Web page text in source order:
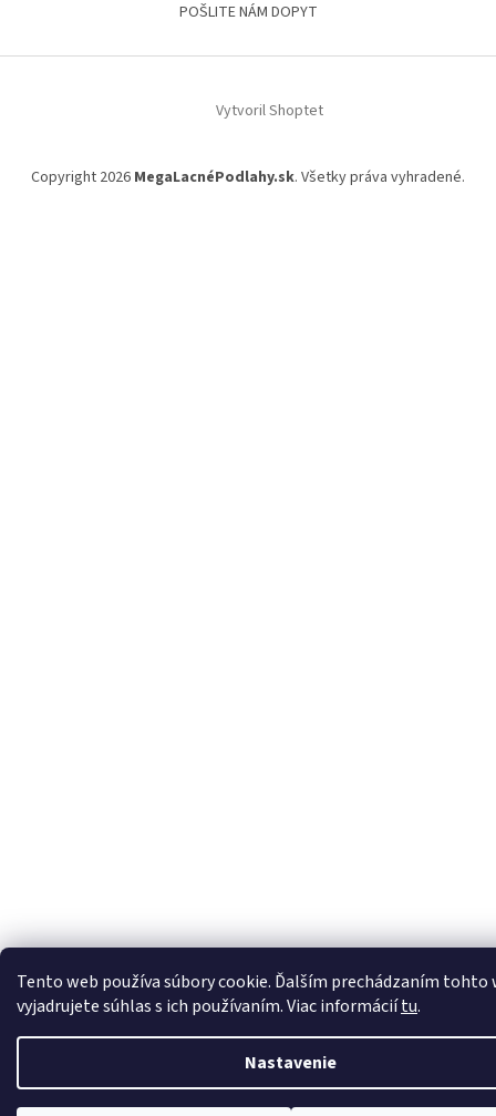
Tento web používa súbory cookie. Ďalším prechádzaním tohto
vyjadrujete súhlas s ich používaním. Viac informáciítu.
Nastavenie
POŠLITE NÁM DOPYT
Vytvoril Shoptet
Copyright 2026 MegaLacnéPodlahy.sk. Všetky práva vyhradené.